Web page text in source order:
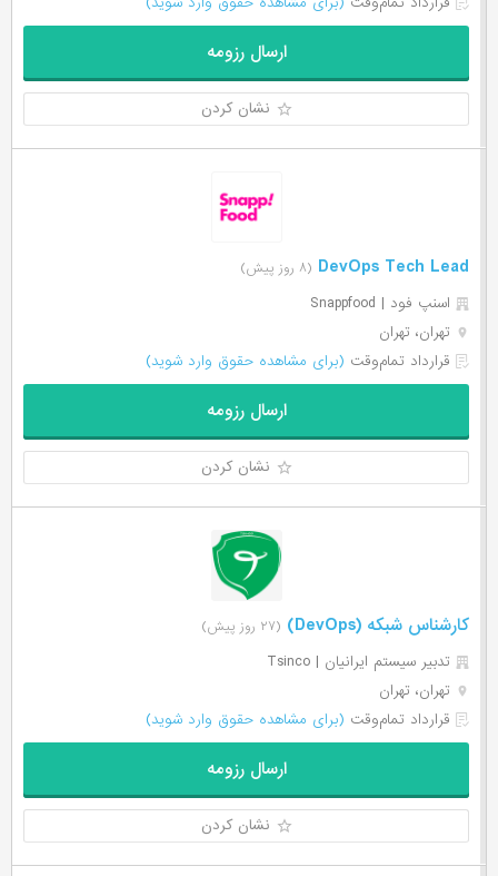
ارسال رزومه
نشان کردن
DevOps Tech Lead (۸ روز پیش)
اسنپ فود | Snappfood
تهران، تهران
قرارداد تمام‌وقت (برای مشاهده حقوق وارد شوید)
ارسال رزومه
نشان کردن
کارشناس شبکه (DevOps) (۲۷ روز پیش)
تدبیر سیستم ایرانیان | Tsinco
تهران، تهران
قرارداد تمام‌وقت (برای مشاهده حقوق وارد شوید)
ارسال رزومه
نشان کردن